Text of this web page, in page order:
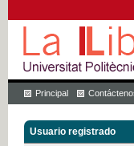
Principal
Usuario registrado